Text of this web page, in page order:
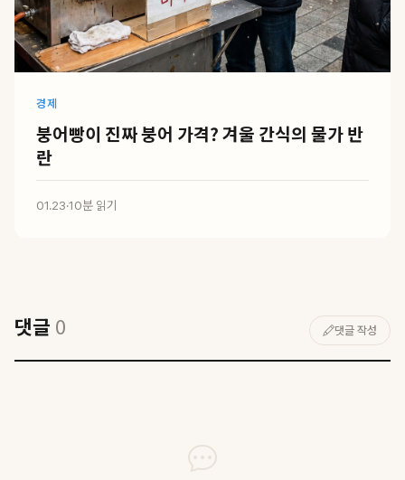
경제
붕어빵이 진짜 붕어 가격? 겨울 간식의 물가 반
란
01.23·10분 읽기
댓글 0 댓글 작성